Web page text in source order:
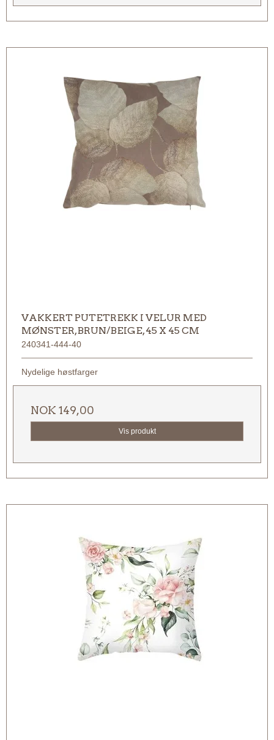
VAKKERT PUTETREKK I VELUR MED
MØNSTER, BRUN/BEIGE, 45 X 45 CM
240341-444-40
Nydelige høstfarger
NOK 149,00
Vis produkt